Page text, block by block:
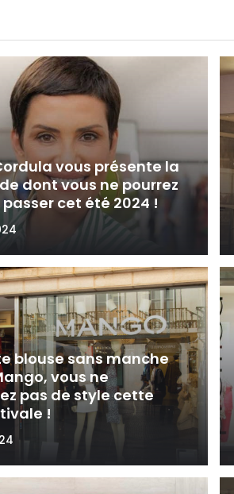
vous présente la
dont vous ne pourrez
cet été 2024 !
blouse sans manche
vous ne
pas de style cette
!